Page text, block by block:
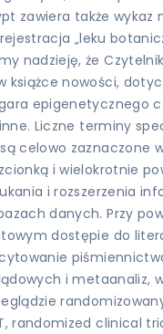
zawiera także wykaz
„leku
nadzieję, że
książce nowości,
epigenetycznego
Liczne terminy
celowo zaznaczone
i wielokrotnie
i rozszerzenia
danych. Przy
dostępie do
i metaanaliz,
randomized clinical